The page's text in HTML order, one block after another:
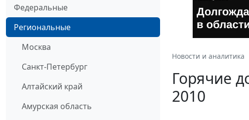
Федеральные
Региональные
Москва
Санкт-Петербург
Алтайский край
Амурская область
Новости и аналитика
Горячие
2010